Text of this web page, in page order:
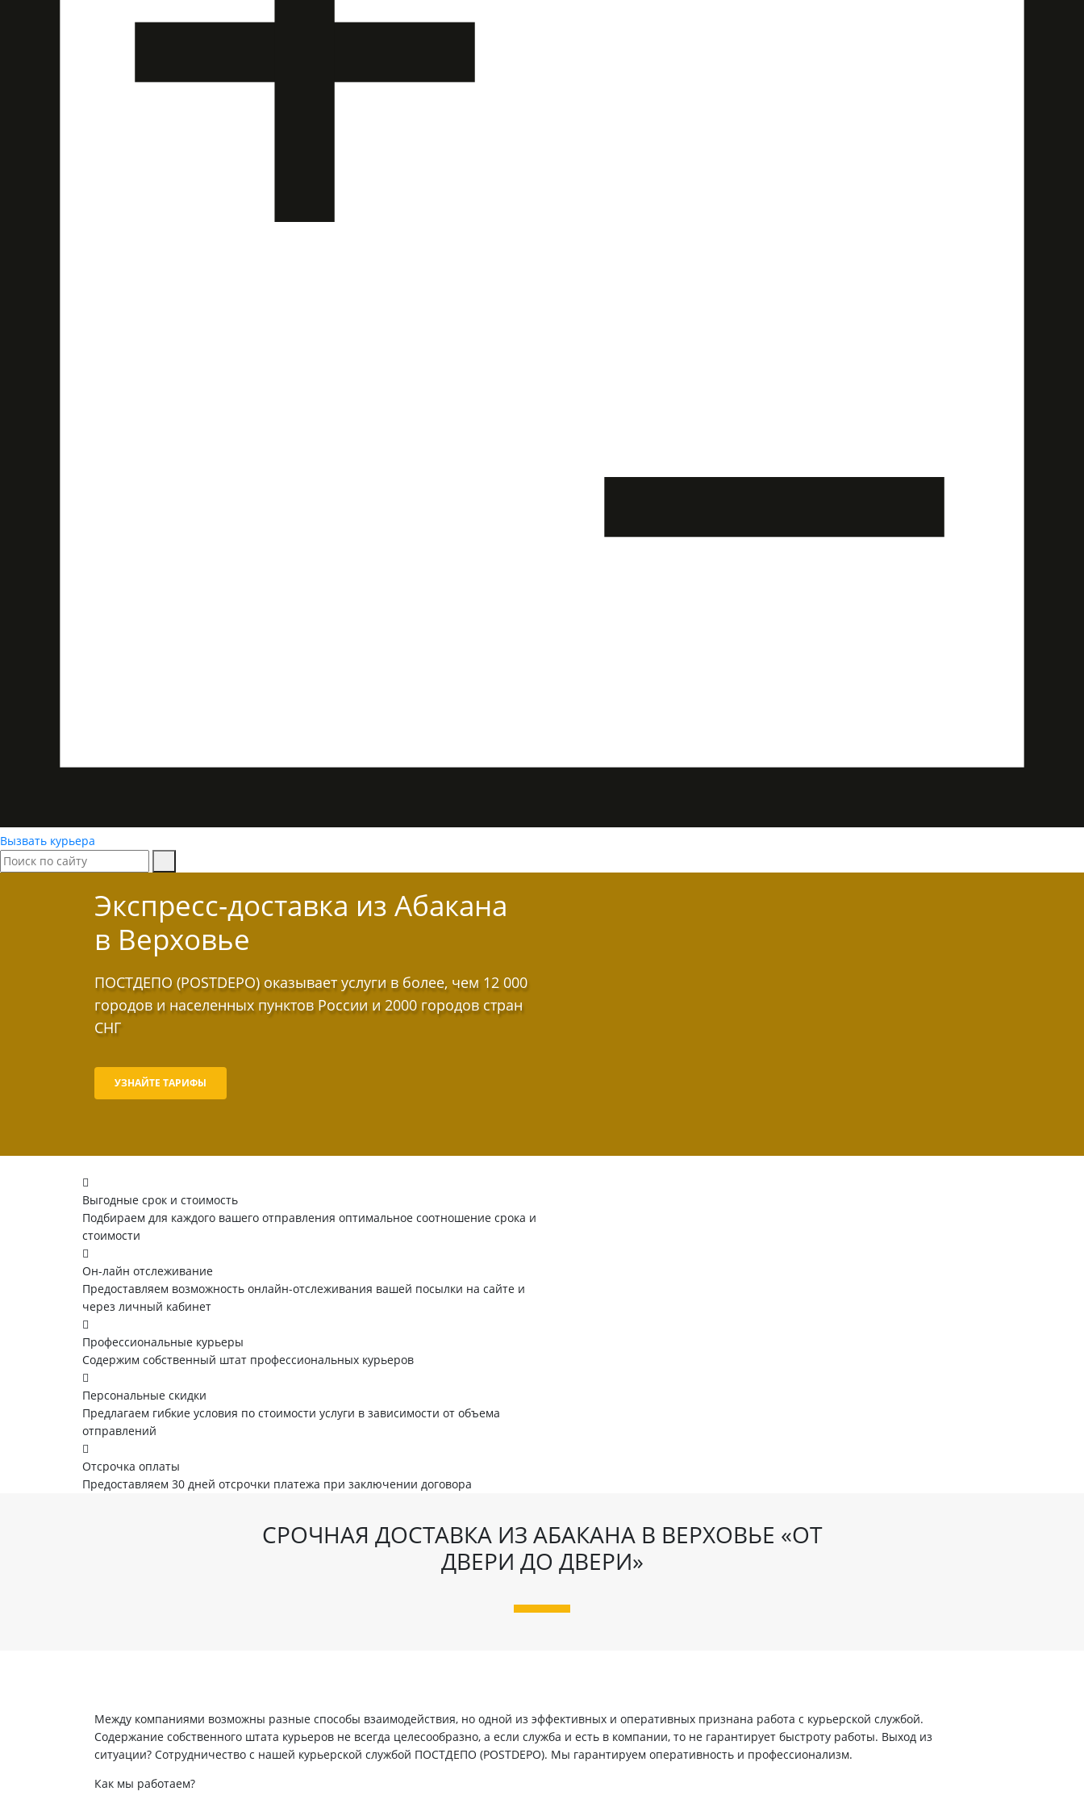
Вызвать курьера
Экспресс-доставка из Абакана
в Верховье
ПОСТДЕПО (POSTDEPO) оказывает услуги в более, чем 12 000
городов и населенных пунктов России и 2000 городов стран
СНГ
УЗНАЙТЕ ТАРИФЫ
Выгодные срок и стоимость
Подбираем для каждого вашего отправления оптимальное соотношение срока и
стоимости
Он-лайн отслеживание
Предоставляем возможность онлайн-отслеживания вашей посылки на сайте и
через личный кабинет
Профессиональные курьеры
Содержим собственный штат профессиональных курьеров
Персональные скидки
Предлагаем гибкие условия по стоимости услуги в зависимости от объема
отправлений
Отсрочка оплаты
Предоставляем 30 дней отсрочки платежа при заключении договора
СРОЧНАЯ ДОСТАВКА ИЗ АБАКАНА В ВЕРХОВЬЕ «ОТ
ДВЕРИ ДО ДВЕРИ»
Между компаниями возможны разные способы взаимодействия, но одной из эффективных и оперативных признана работа с курьерской службой.
Содержание собственного штата курьеров не всегда целесообразно, а если служба и есть в компании, то не гарантирует быстроту работы. Выход из
ситуации? Сотрудничество с нашей курьерской службой ПОСТДЕПО (POSTDEPO). Мы гарантируем оперативность и профессионализм.
Как мы работаем?